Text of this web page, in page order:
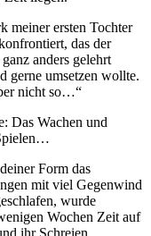
meiner ersten Tochter
das der
anders gelehrt
gerne umsetzen wollte.
nicht so…“
Das Wachen und
Form das
mit viel Gegenwind
wurde
Wochen Zeit auf
ihr Schreien